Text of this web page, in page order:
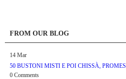
FROM OUR BLOG
14 Mar
50 BUSTONI MISTI E POI CHISSÀ,
0 Comments